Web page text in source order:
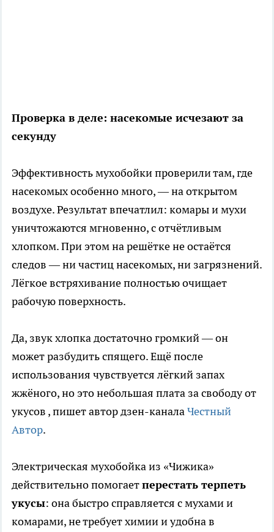
Проверка в деле: насекомые исчезают за
секунду
Эффективность мухобойки проверили там, где
насекомых особенно много, — на открытом
воздухе. Результат впечатлил: комары и мухи
уничтожаются мгновенно, с отчётливым
хлопком. При этом на решётке не остаётся
следов — ни частиц насекомых, ни загрязнений.
Лёгкое встряхивание полностью очищает
рабочую поверхность.
Да, звук хлопка достаточно громкий — он
может разбудить спящего. Ещё после
использования чувствуется лёгкий запах
жжёного, но это небольшая плата за свободу от
укусов , пишет автор дзен-каналаЧестный
Автор.
Электрическая мухобойка из «Чижика»
действительно помогаетперестать терпеть
укусы: она быстро справляется с мухами и
комарами, не требует химии и удобна в